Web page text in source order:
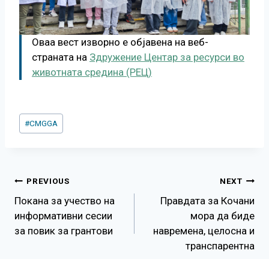
Оваа вест изворно е објавена на веб-
страната на Здружение Центар за ресурси во
животната средина (РЕЦ)
Post
Tags:
#CMGGA
Навигација
на
напис
PREVIOUS
Покана за учество на
информативни сесии
за повик за грантови
NEXT
Правдата за Кочани
мора да биде
навремена, целосна и
транспарентна